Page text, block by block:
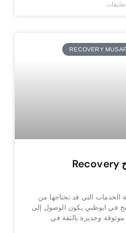
RECOVERY
ريكفري المصفح Recovery
التي قد تحتاجها من
في ابوظبي يكون الوصول إلى
وجديرة بالثقة في